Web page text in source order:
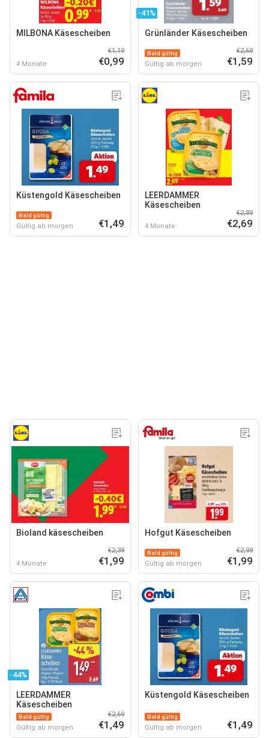
MILBONA Käsescheiben
4 Monate
€1,19
€0,99
-41%
Grünländer Käsescheiben
Bald gültig
Gültig ab morgen
€2,69
€1,59
Küstengold Käsescheiben
Bald gültig
Gültig ab morgen €1,49
LEERDAMMER
Käsescheiben
4 Monate
€2,89
€2,69
Bioland käsescheiben
4 Monate
€2,39
€1,99
Hofgut Käsescheiben
Bald gültig
Gültig ab morgen
€2,99
€1,99
-44%
LEERDAMMER
Käsescheiben
Bald gültig
Gültig ab morgen
€2,69
€1,49
Küstengold Käsescheiben
Bald gültig
Gültig ab morgen €1,49